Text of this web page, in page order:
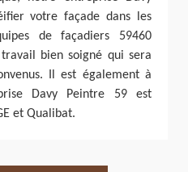
votre façade dans les
de façadiers 59460
bien soigné qui sera
Il est également à
Davy Peintre 59 est
et Qualibat.